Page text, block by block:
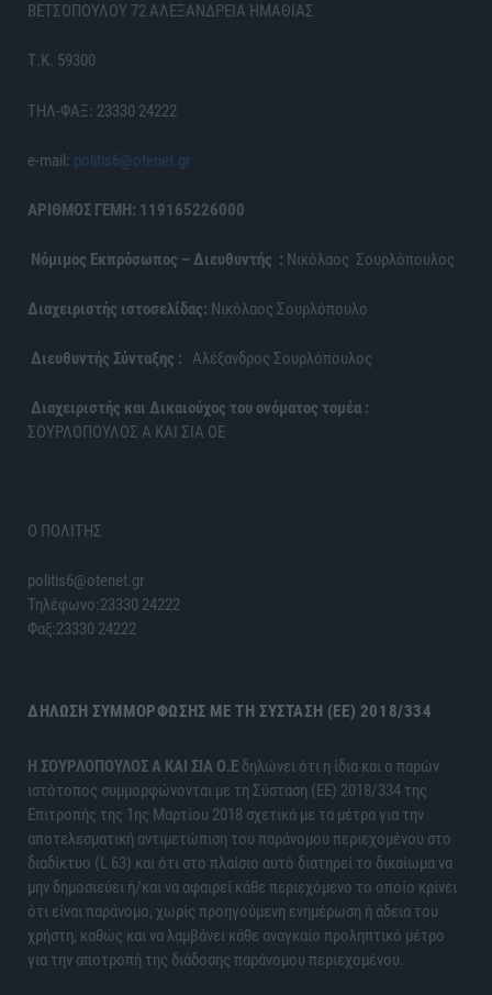
ΒΕΤΣΟΠΟΥΛΟΥ 72 ΑΛΕΞΑΝΔΡΕΙΑ ΗΜΑΘΙΑΣ
Τ.Κ. 59300
ΤΗΛ-ΦΑΞ: 23330 24222
e-mail: politis6@otenet.gr
ΑΡΙΘΜΟΣ ΓΕΜΗ: 119165226000
Νόμιμος Εκπρόσωπος – Διευθυντής : Νικόλαος Σουρλόπουλος
Διαχειριστής ιστοσελίδας: Νικόλαος Σουρλόπουλο
Διευθυντής Σύνταξης : Αλέξανδρος Σουρλόπουλος
Διαχειριστής και Δικαιούχος του ονόματος τομέα :
ΣΟΥΡΛΟΠΟΥΛΟΣ Α ΚΑΙ ΣΙΑ ΟΕ
Ο ΠΟΛΙΤΗΣ
politis6@otenet.gr
Τηλέφωνο:23330 24222
Φαξ:23330 24222
ΔΉΛΩΣΗ ΣΥΜΜΌΡΦΩΣΗΣ ΜΕ ΤΗ ΣΎΣΤΑΣΗ (ΕΕ) 2018/334
H ΣΟΥΡΛΟΠΟΥΛΟΣ Α ΚΑΙ ΣΙΑ Ο.Ε δηλώνει ότι η ίδια και ο παρών
ιστότοπος συμμορφώνονται με τη Σύσταση (ΕΕ) 2018/334 της
Επιτροπής της 1ης Μαρτίου 2018 σχετικά με τα μέτρα για την
αποτελεσματική αντιμετώπιση του παράνομου περιεχομένου στο
διαδίκτυο (L 63) και ότι στο πλαίσιο αυτό διατηρεί το δικαίωμα να
μην δημοσιεύει ή/και να αφαιρεί κάθε περιεχόμενο το οποίο κρίνει
ότι είναι παράνομο, χωρίς προηγούμενη ενημέρωση ή άδεια του
χρήστη, καθώς και να λαμβάνει κάθε αναγκαίο προληπτικό μέτρο
για την αποτροπή της διάδοσης παράνομου περιεχομένου.